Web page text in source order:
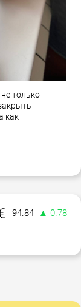
только
как
94.84
▲ 0.78